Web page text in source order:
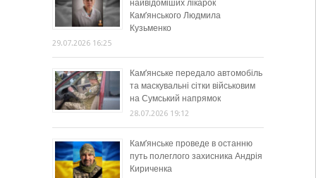
найвідоміших лікарок
Кам’янського Людмила
Кузьменко
29.07.2026 16:25
Кам’янське передало автомобіль
та маскувальні сітки військовим
на Сумський напрямок
28.07.2026 19:12
Кам’янське проведе в останню
путь полеглого захисника Андрія
Кириченка